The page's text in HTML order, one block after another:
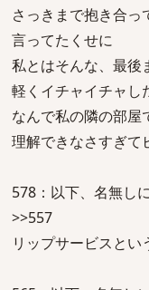
さっきまで抱き合
言ってたくせに
私とはそんな、最後
軽くイチャイチャし
なんで私の隣の部屋
理解できなさすぎて
578：以下、名無し
>>557
リップサービスとい